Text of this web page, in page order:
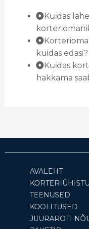
Kuidas
kuidas edasi?
Kuidas
hakkama
AVALEHT
TEENUSED
KOOLITUSED
JUURAROTI